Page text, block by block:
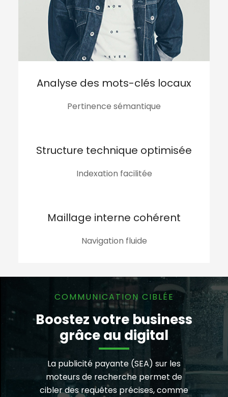
Analyse des mots-clés locaux
Pertinence sémantique
Structure technique optimisée
Indexation facilitée
Maillage interne cohérent
Navigation fluide
COMMUNICATION CIBLÉE
Boostez votre business
grâce au digital
La publicité payante (SEA) sur les
moteurs de recherche permet de
cibler des requêtes précises, comme